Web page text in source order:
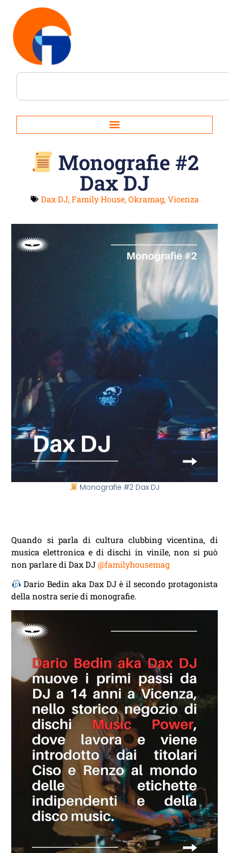
Monografie #2
Dax DJ
Dax DJ,Family House,Okramag,Vicenza
Monografie #2 Dax DJ
Quando si parla di cultura clubbing vicentina, di
musica elettronica e di dischi in vinile, non si può
non parlare di Dax DJ@familyhousemag
Dario Bedin aka Dax DJ è il secondo protagonista
della nostra serie di monografie.